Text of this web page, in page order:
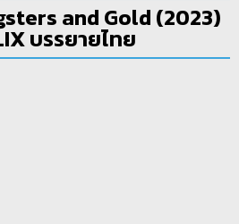
and Gold (2023)
บรรยายไทย